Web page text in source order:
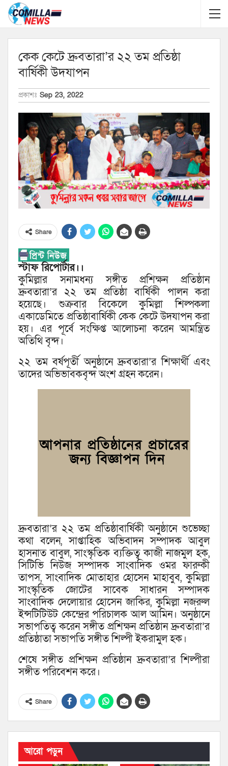
কেক কেটে দ্রুবতারা’র ২২ তম প্রতিষ্ঠা
বার্ষিকী উদযাপন
প্রকাশঃ Sep 23, 2022
Share
স্টাফ রিপোর্টার।।
কুমিল্লার সনামধন্য সঙ্গীত প্রশিক্ষন প্রতিষ্ঠান
দ্রুবতারা’র ২২ তম প্রতিষ্ঠা বার্ষিকী পালন করা
হয়েছে। শুক্রবার বিকেলে কুমিল্লা শিল্পকলা
একাডেমিতে প্রতিষ্ঠাবার্ষিকী কেক কেটে উদযাপন করা
হয়। এর পূর্বে সংক্ষিপ্ত আলোচনা করেন আমন্ত্রিত
অতিথি বৃন্দ।
২২ তম বর্ষপূর্তী অনুষ্ঠানে দ্রুবতারা’র শিক্ষার্থী এবং
তাদের অভিভাবকবৃন্দ অংশ গ্রহন করেন।
দ্রুবতারা’র ২২ তম প্রতিষ্ঠাবার্ষিকী অনুষ্ঠানে শুভেচ্ছা
কথা বলেন, সাপ্তাহিক অভিবাদন সম্পাদক আবুল
হাসনাত বাবুল, সাংস্কৃতিক ব্যক্তিত্ব কাজী নাজমুল হক,
সিটিভি নিউজ সম্পাদক সাংবাদিক ওমর ফারুকী
তাপস, সাংবাদিক মোতাহার হোসেন মাহাবুব, কুমিল্লা
সাংস্কৃতিক জোটের সাবেক সাধারন সম্পাদক
সাংবাদিক দেলোয়ার হোসেন জাকির, কুমিল্লা নজরুল
ইন্সটিটিউট কেন্দ্রের পরিচালক আল আমিন। অনুষ্ঠানে
সভাপতিত্ব করেন সঙ্গীত প্রশিক্ষন প্রতিষ্ঠান দ্রুবতারা’র
প্রতিষ্ঠাতা সভাপতি সঙ্গীত শিল্পী ইকরামুল হক।
শেষে সঙ্গীত প্রশিক্ষন প্রতিষ্ঠান দ্রুবতারা’র শিল্পীরা
সঙ্গীত পরিবেশন করে।
Share
আরো পড়ুন